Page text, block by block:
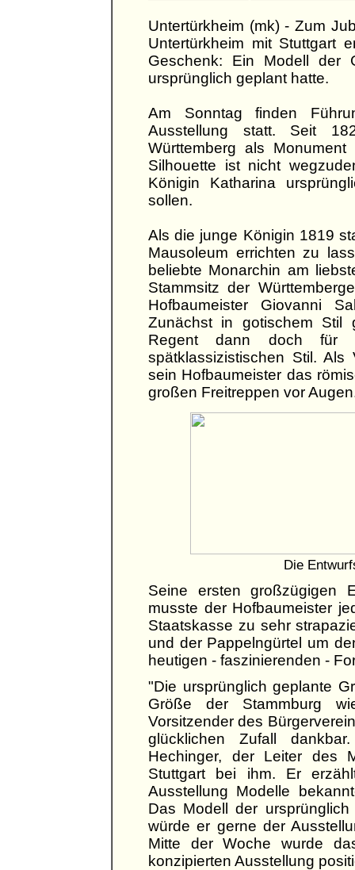
Untertürkheim (mk) - Zum
Untertürkheim mit Stuttgart
Geschenk: Ein Modell der
ursprünglich geplant hatte.
Am Sonntag finden
Ausstellung statt. Seit
Württemberg als
Silhouette ist nicht
Königin Katharina
sollen.
Als die junge Königin 1819
Mausoleum errichten zu
beliebte Monarchin am
Stammsitz der
Hofbaumeister Giovanni
Zunächst in gotischem Stil
Regent dann doch für
spätklassizistischen Stil.
sein Hofbaumeister das
großen Freitreppen vor
Die
Seine ersten großzügigen
musste der Hofbaumeister
Staatskasse zu sehr
und der Pappelngürtel um
heutigen - faszinierenden -
"Die ursprünglich geplante
Größe der Stammburg
Vorsitzender des
glücklichen Zufall
Hechinger, der Leiter des
Stuttgart bei ihm. Er
Ausstellung Modelle
Das Modell der
würde er gerne der
Mitte der Woche wurde
konzipierten Ausstellung